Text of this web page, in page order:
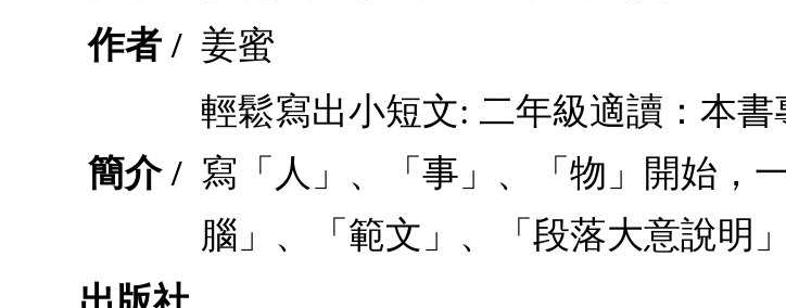
作者 / 姜蜜
簡介 /
輕鬆寫出小短文: 二年級適讀：本
寫「人」、「事」、「物」開始，
腦」、「範文」、「段落大意說明